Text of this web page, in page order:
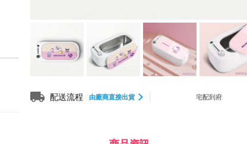
配送流程 由廠商直接出貨 宅配到府